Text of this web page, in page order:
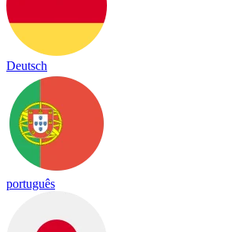
Deutsch
português